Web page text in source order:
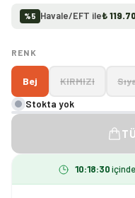
%5 Havale/EFT ile₺
RENK
Bej KIRMIZI
Stokta yok
10:18:30